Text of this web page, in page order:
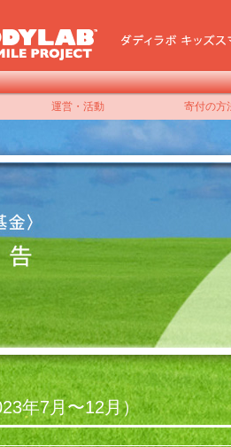
運営・活動 寄付の方
年7月〜12月）